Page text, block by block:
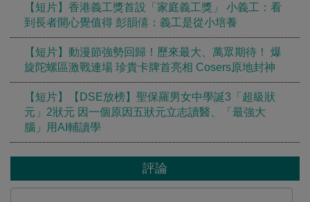
【短片】香港義工獎首設「家庭義工獎」 小義工：看
到長者開心覺值得 彭韻僖：義工是從小培養
【短片】動漫節強勢回歸！歷來最大、萬眾期待！ 爆
旋陀螺區激戰連場 珍貴卡牌首亮相 Cosers原地封神
【短片】【DSE放榜】聖保羅男女中學誕3「超級狀
元」2狀元 因一個原因五狀元立志讀醫、「最強大
腦」用AI輔讀學
評論